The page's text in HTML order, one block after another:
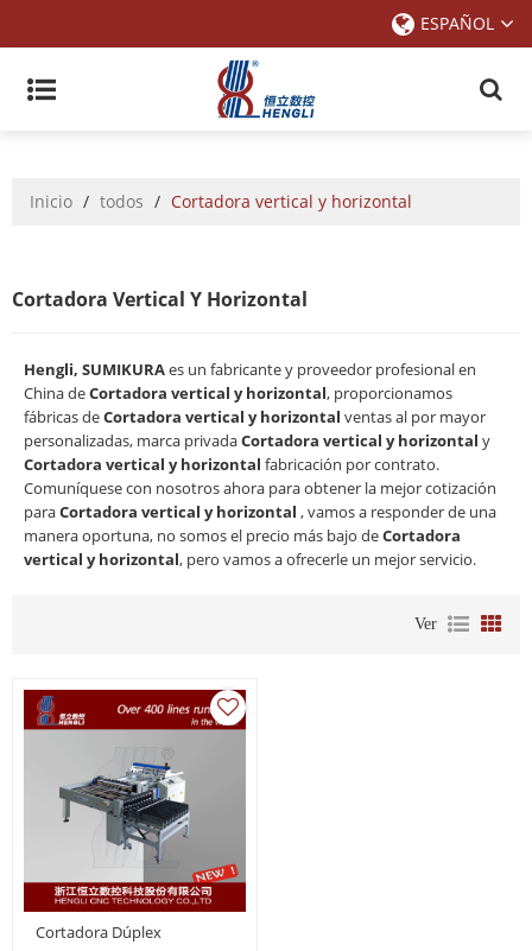
ESPAÑOL
Inicio / todos / Cortadora vertical y horizontal
Cortadora Vertical Y Horizontal
Hengli, SUMIKURAes un fabricante y proveedor profesional en
China deCortadora vertical y horizontal, proporcionamos
fábricas deCortadora vertical y horizontal ventas al por mayor
personalizadas, marca privadaCortadora vertical y horizontal y
Cortadora vertical y horizontal fabricación por contrato.
Comuníquese con nosotros ahora para obtener la mejor cotización
paraCortadora vertical y horizontal , vamos a responder de una
manera oportuna, no somos el precio más bajo deCortadora
vertical y horizontal, pero vamos a ofrecerle un mejor servicio.
Ver
Cortadora Dúplex